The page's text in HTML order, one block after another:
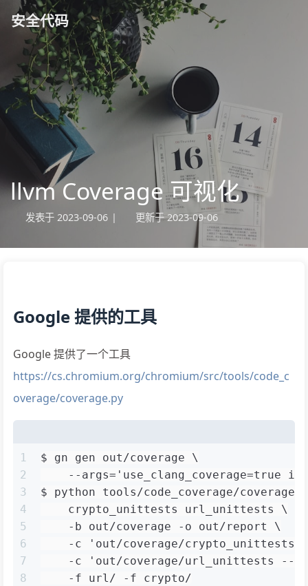
安全代码
llvm Coverage 可视化
发表于 2023-09-06 | 更新于 2023-09-06
Google 提供的工具
Google 提供了一个工具
https://cs.chromium.org/chromium/src/tools/code_c
overage/coverage.py
1
2
3
4
5
6
7
8
$ gn gen out/coverage \
--args='use_clang_coverage=true
$ python tools/code_coverage/
    crypto_unittests url_unittests \
    -b out/coverage -o out/report \
-c 'out/coverage/crypto_unittests'
-c 'out/coverage/url_unittests --
    -f url/ -f crypto/